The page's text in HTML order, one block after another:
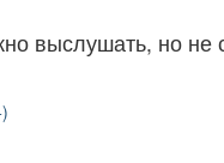
выслушать, но не